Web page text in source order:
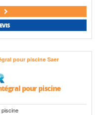
pour piscine